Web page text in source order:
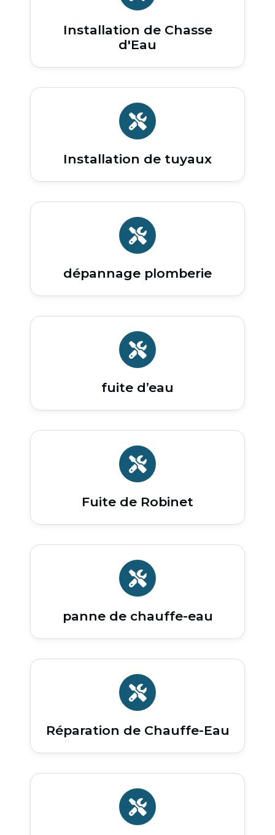
Installation de Chasse
d'Eau
Installation de tuyaux
dépannage plomberie
fuite d’eau
Fuite de Robinet
panne de chauffe-eau
Réparation de Chauffe-Eau